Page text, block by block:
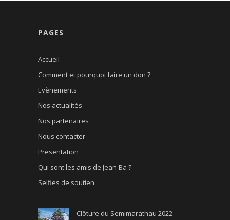
PAGES
Accueil
Comment et pourquoi faire un don ?
Evènements
Nos actualités
Nos partenaires
Nous contacter
Presentation
Qui sont les amis de Jean-Ba ?
Selfies de soutien
Clôture du Semimarathau 2022